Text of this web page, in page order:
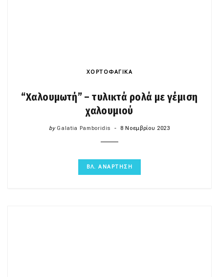
ΧΟΡΤΟΦΑΓΙΚΑ
“Χαλουμωτή” – τυλικτά ρολά με γέμιση
χαλουμιού
by Galatia Pamboridis 8 Νοεμβρίου 2023
ΒΛ. ΑΝΑΡΤΗΣΗ